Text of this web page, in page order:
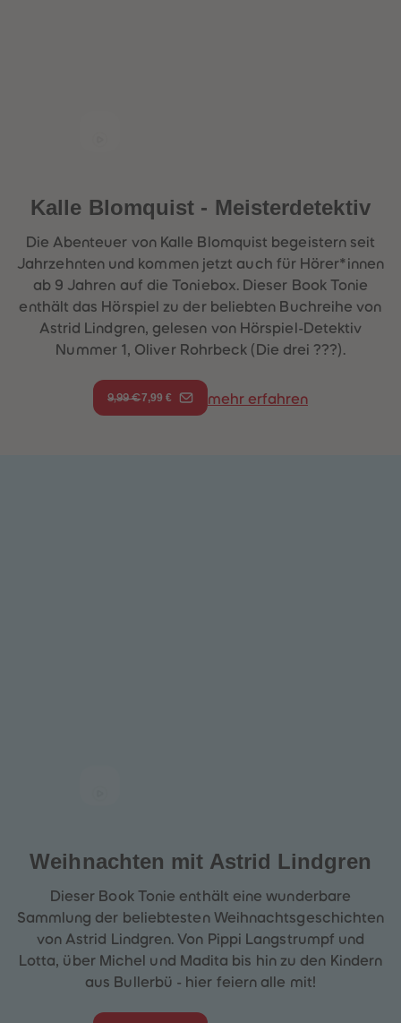
Kalle Blomquist - Meisterdetektiv
Die Abenteuer von Kalle Blomquist begeistern seit
Jahrzehnten und kommen jetzt auch für Hörer*innen
ab 9 Jahren auf die Toniebox. Dieser Book Tonie
enthält das Hörspiel zu der beliebten Buchreihe von
Astrid Lindgren, gelesen von Hörspiel-Detektiv
Nummer 1, Oliver Rohrbeck (Die drei ???).
9,99 €7,99 € mehr erfahren
Weihnachten mit Astrid Lindgren
Dieser Book Tonie enthält eine wunderbare
Sammlung der beliebtesten Weihnachtsgeschichten
von Astrid Lindgren. Von Pippi Langstrumpf und
Lotta, über Michel und Madita bis hin zu den Kindern
aus Bullerbü - hier feiern alle mit!